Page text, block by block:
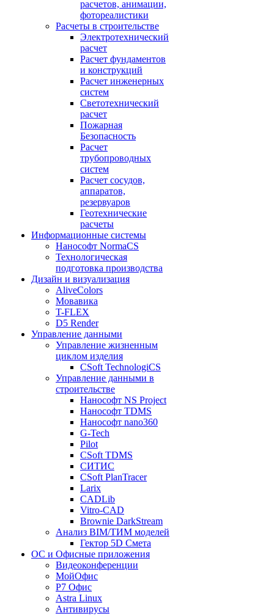
расчетов, анимации,
фотореалистики
Расчеты в строительстве
Электротехнический
расчет
Расчет фундаментов
и конструкций
Расчет инженерных
систем
Светотехнический
расчет
Пожарная
Безопасность
Расчет
трубопроводных
систем
Расчет сосудов,
аппаратов,
резервуаров
Геотехнические
расчеты
Информационные системы
Нанософт NormaCS
Технологическая
подготовка производства
Дизайн и визуализация
AliveColors
Мовавика
T-FLEX
D5 Render
Управление данными
Управление жизненным
циклом изделия
CSoft TechnologiCS
Управление данными в
строительстве
Нанософт NS Project
Нанософт TDMS
Нанософт nano360
G-Tech
Pilot
CSoft TDMS
СИТИС
CSoft PlanTracer
Larix
CADLib
Vitro-CAD
Brownie DarkStream
Анализ BIM/ТИМ моделей
Гектор 5D Смета
ОС и Офисные приложения
Видеоконференции
МойОфис
P7 Офис
Astra Linux
Антивирусы